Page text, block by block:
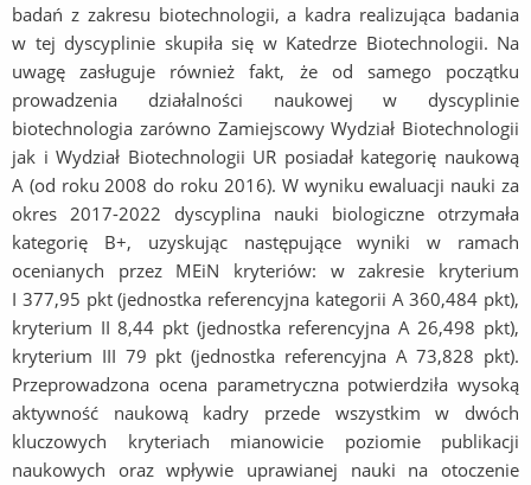
badań z zakresu biotechnologii, a kadra realizująca badania
w tej dyscyplinie skupiła się w Katedrze Biotechnologii. Na
uwagę zasługuje również fakt, że od samego początku
prowadzenia działalności naukowej w dyscyplinie
biotechnologia zarówno Zamiejscowy Wydział Biotechnologii
jak i Wydział Biotechnologii UR posiadał kategorię naukową
A (od roku 2008 do roku 2016). W wyniku ewaluacji nauki za
okres 2017-2022 dyscyplina nauki biologiczne otrzymała
kategorię B+, uzyskując następujące wyniki w ramach
ocenianych przez MEiN kryteriów: w zakresie kryterium
I 377,95 pkt (jednostka referencyjna kategorii A 360,484 pkt),
kryterium II 8,44 pkt (jednostka referencyjna A 26,498 pkt),
kryterium III 79 pkt (jednostka referencyjna A 73,828 pkt).
Przeprowadzona ocena parametryczna potwierdziła wysoką
aktywność naukową kadry przede wszystkim w dwóch
kluczowych kryteriach mianowicie poziomie publikacji
naukowych oraz wpływie uprawianej nauki na otoczenie